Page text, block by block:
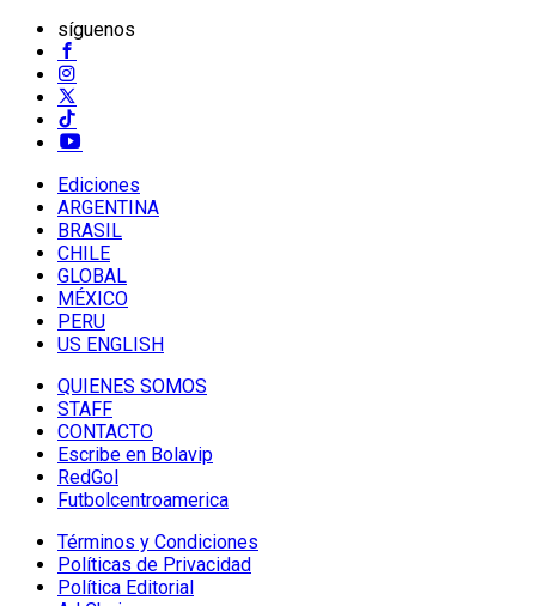
síguenos
Ediciones
ARGENTINA
BRASIL
CHILE
GLOBAL
MÉXICO
PERU
US ENGLISH
QUIENES SOMOS
STAFF
CONTACTO
Escribe en Bolavip
RedGol
Futbolcentroamerica
Términos y Condiciones
Políticas de Privacidad
Política Editorial